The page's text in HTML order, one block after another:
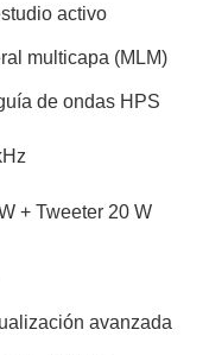
activo
multicapa (MLM)
de ondas HPS
+ Tweeter 20 W
avanzada